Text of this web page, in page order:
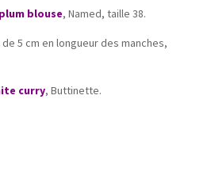
blouse, Named, taille 38.
de 5 cm en longueur des manches,
curry, Buttinette.